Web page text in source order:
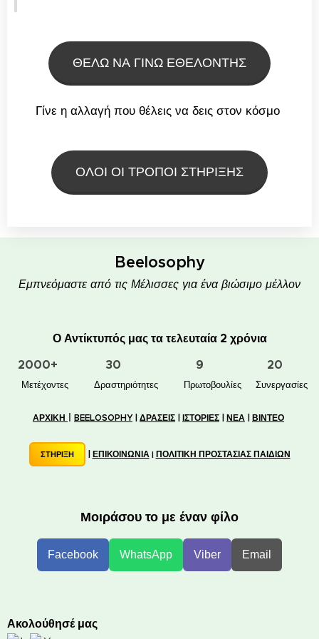
ΘΕΛΩ ΝΑ ΓΙΝΩ ΕΘΕΛΟΝΤΗΣ
Γίνε η αλλαγή που θέλεις να δεις στον κόσμο
ΟΛΟΙ ΟΙ ΤΡΟΠΟΙ ΣΤΗΡΙΞΗΣ
Beelosophy
Εμπνεόμαστε από τις Μέλισσες για ένα βιώσιμο μέλλον
Ο Αντίκτυπός μας τα τελευταία 2 χρόνια
2000+
👥 Μετέχοντες
30
✋📚 Δραστηριότητες
9
🐝🏠 Πρωτοβουλίες
20
🤝 Συνεργασίες
ΑΡΧΙΚΗ | BEELOSOPHY| ΔΡΑΣΕΙΣ ΙΣΤΟΡΙΕΣ ΝΕΑ ΒΙΝΤΕΟ
ΣΤΗΡΙΞΗ ΕΠΙΚΟΙΝΩΝΙΑ | ΠΟΛΙΤΙΚΗ ΠΡΟΣΤΑΣΙΑΣ ΠΑΙΔΙΩΝ
Μοιράσου το με έναν φίλο
Facebook WhatsApp Viber Email
Ακολούθησέ μας